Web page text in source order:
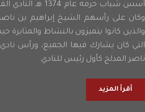
أسس شباب حرمه
وكان على رأسهم الشيخ إبراهيم بن
والذين كانوا يتميزون بالنشاط والمثابرة
التي كان يشارك فيها الجميع، ورأس
ناصر المدلج كأول رئيس للنادي.
أقرأ المزيد